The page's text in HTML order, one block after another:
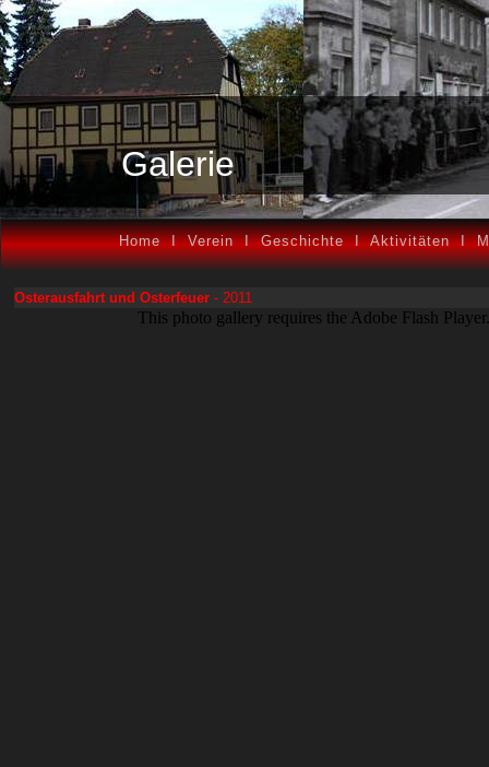
Galerie
HomeIVereinIGeschichteIAktivitätenI
Osterausfahrt und Osterfeuer - 2011